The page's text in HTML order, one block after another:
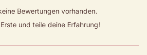
Bewertungen vorhanden.
und teile deine Erfahrung!